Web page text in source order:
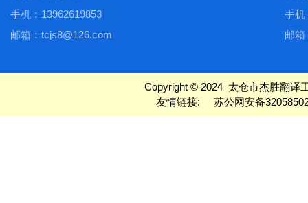
手机：13962619853
邮箱：tcjs8@126.com
手机
邮箱
Copyright © 2024 太仓市杰胜翻译
友情链接:
苏公网安备